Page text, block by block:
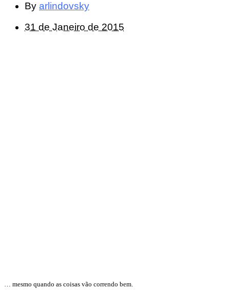
By arlindovsky
31 de Janeiro de 2015
… mesmo quando as coisas vão correndo bem.